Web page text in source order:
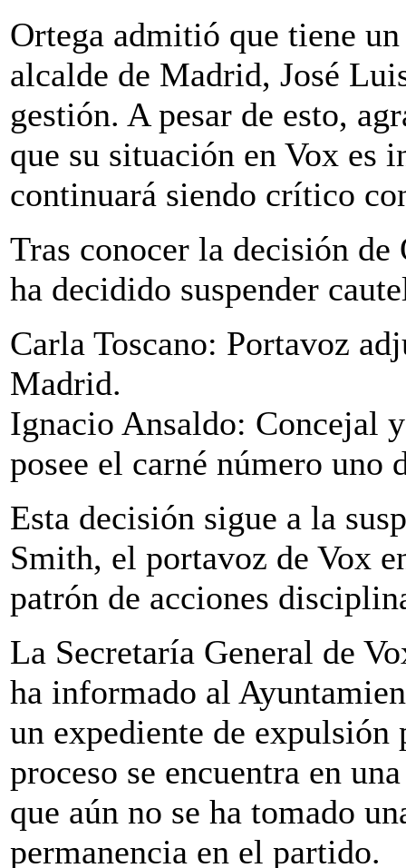
Ortega admitió que tiene
alcalde de Madrid, José
gestión. A pesar de esto,
que su situación en Vox es
continuará siendo crítico
Tras conocer la decisión
ha decidido suspender
Carla Toscano: Portavoz
Madrid.
Ignacio Ansaldo: Concejal
posee el carné número uno
Esta decisión sigue a la
Smith, el portavoz de Vox
patrón de acciones
La Secretaría General de
ha informado al
un expediente de expulsión
proceso se encuentra en
que aún no se ha tomado
permanencia en el partido.